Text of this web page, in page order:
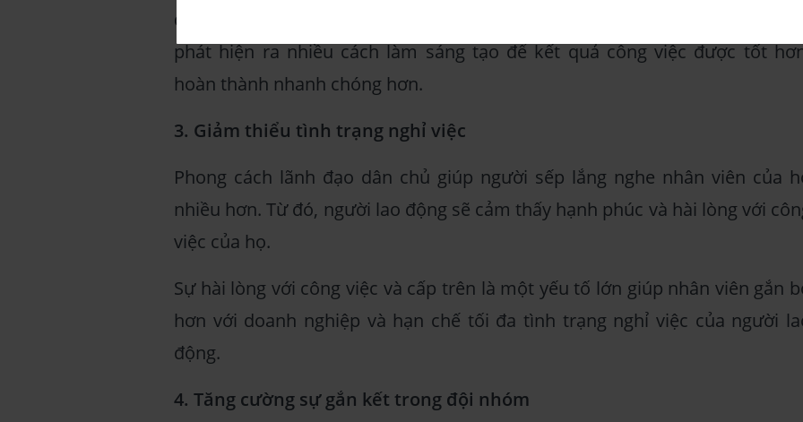
đạo sẽ nhận được nhiều ý tưởng đa chiều hơn. Điều này sẽ giúp đội nhóm
phát hiện ra nhiều cách làm sáng tạo để kết quả công việc được tốt
hoàn thành nhanh chóng hơn.
3. Giảm thiểu tình trạng nghỉ việc
Phong cách lãnh đạo dân chủ giúp người sếp lắng nghe nhân viên của
nhiều hơn. Từ đó, người lao động sẽ cảm thấy hạnh phúc và hài lòng với
việc của họ.
Sự hài lòng với công việc và cấp trên là một yếu tố lớn giúp nhân viên gắn
hơn với doanh nghiệp và hạn chế tối đa tình trạng nghỉ việc của người
động.
4. Tăng cường sự gắn kết trong đội nhóm